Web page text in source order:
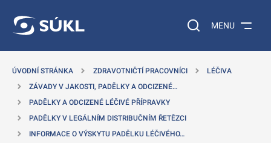
Vyhledávání na
MENU
ÚVODNÍ STRÁNKA ZDRAVOTNIČTÍ PRACOVNÍCI
LÉČIVA
ZÁVADY V JAKOSTI, PADĚLKY A ODCIZENÉ…
PADĚLKY A ODCIZENÉ LÉČIVÉ PŘÍPRAVKY
PADĚLKY V LEGÁLNÍM DISTRIBUČNÍM ŘETĚZCI
INFORMACE O VÝSKYTU PADĚLKU LÉČIVÉHO…